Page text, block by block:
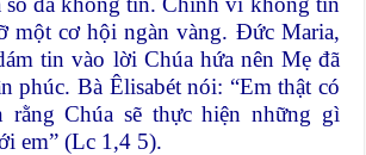
một cơ hội ngàn vàng. Ðức Maria,
tin vào lời Chúa hứa nên Mẹ đã
phúc. Bà Êlisabét nói: “Em thật có
Chúa sẽ thực hiện những gì
em” (Lc 1,4 5).